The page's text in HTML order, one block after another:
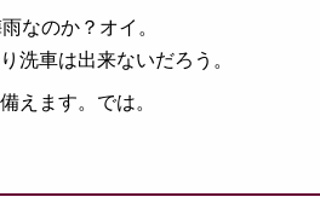
なのか？オイ。
洗車は出来ないだろう。
えます。では。